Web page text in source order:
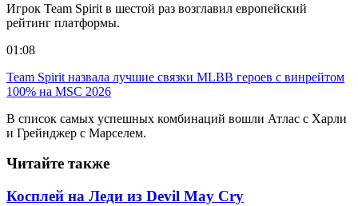
Игрок Team Spirit в шестой раз возглавил европейский
рейтинг платформы.
01:08
Team Spirit назвала лучшие связки MLBB героев с винрейтом
100% на MSC 2026
В список самых успешных комбинаций вошли Атлас с Харли
и Грейнджер с Марселем.
Читайте также
Косплей на Леди из Devil May Cry